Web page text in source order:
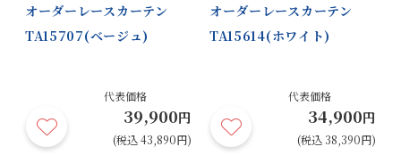
オーダーレースカーテン
TA15707(ベージュ)
代表価格
39,900円
(税込 43,890円)
オーダーレースカーテン
TA15614(ホワイト)
代表価格
34,900円
(税込 38,390円)